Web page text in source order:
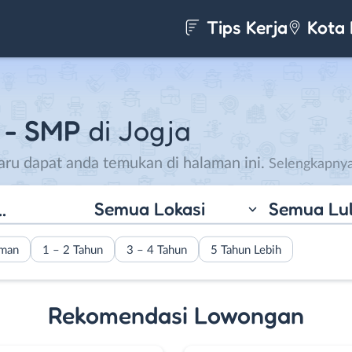
Tips Kerja Kota
- SMP di Jogja
dapat anda temukan di halaman ini.
Yogyakarta dikenal
pelajar. Tak heran
berdatangan untuk
lembaga
Semua Lokasi Semua
1 – 2 Tahun 3 – 4 Tahun 5 Tahun Lebih
Rekomendasi Lowongan